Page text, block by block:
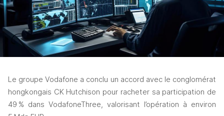
Le groupe Vodafone a conclu un accord avec le conglomérat
hongkongais CK Hutchison pour racheter sa participation de
49 % dans VodafoneThree, valorisant l’opération à environ